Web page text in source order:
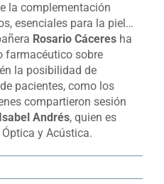
la complementación
esenciales para la piel…
Rosario Cáceres ha
farmacéutico sobre
la posibilidad de
pacientes, como los
compartieron sesión
Andrés, quien es
y Acústica.